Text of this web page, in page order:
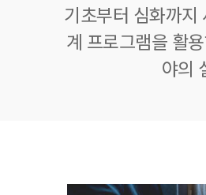
기초부터 심화까지
계 프로그램을 활
야의